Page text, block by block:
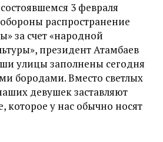
3 февраля
распространение
за счет «народной
президент Атамбаев
улицы заполнены сегодня
бородами. Вместо светлых
девушек заставляют
которое у нас обычно носят